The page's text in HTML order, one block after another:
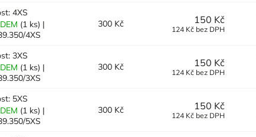
4XS
(1 ks) |
4XS
300 Kč 150 Kč
124 Kč bez DPH
3XS
(1 ks) |
3XS
300 Kč 150 Kč
124 Kč bez DPH
5XS
(1 ks) |
5XS
300 Kč 150 Kč
124 Kč bez DPH